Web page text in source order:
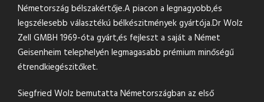
Németország bélszakértője.A piacon a legnagyobb,és
legszélesebb választékú bélkészitmények gyártója.Dr Wolz
Zell GMBH 1969-óta gyárt,és fejleszt a saját a Német
Geisenheim telephelyén legmagasabb prémium minőségű
étrendkiegészitőket.
Siegfried Wolz bemutatta Németországban az első